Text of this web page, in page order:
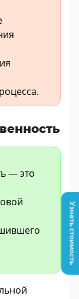
— это
Узнать стоимость